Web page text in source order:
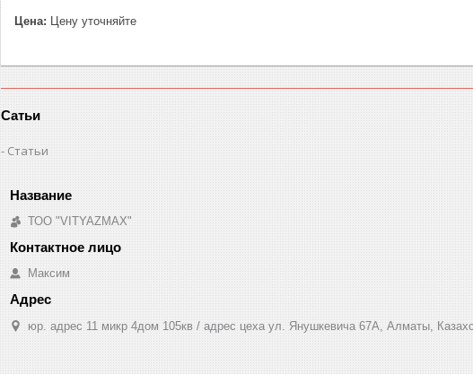
Цена: Цену уточняйте
Сатьи
Статьи
ТОО "VITYAZMAX"
Максим
юр. адрес 11 микр 4дом 105кв / адрес цеха ул. Янушкевича 67А, Алматы,